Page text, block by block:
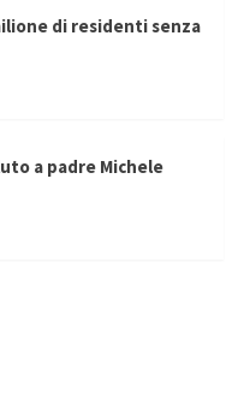
di residenti senza
a padre Michele